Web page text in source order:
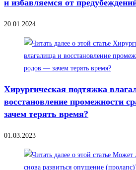
и избавляемся от
20.01.2024
Хирургическая подтяжка
восстановление промежности
зачем терять время?
01.03.2023